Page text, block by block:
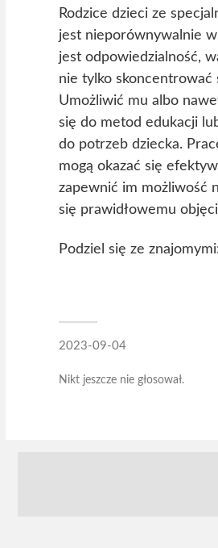
Rodzice dzieci ze
jest nieporównywalnie
jest odpowiedzialność,
nie tylko skoncentrować
Umożliwić mu albo
się do metod edukacji
do potrzeb dziecka.
mogą okazać się
zapewnić im możliwość
się prawidłowemu
Podziel się ze
2023-09-04
Nikt jeszcze nie głosował.